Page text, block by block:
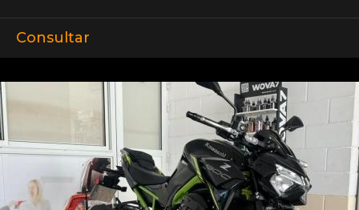
Consultar